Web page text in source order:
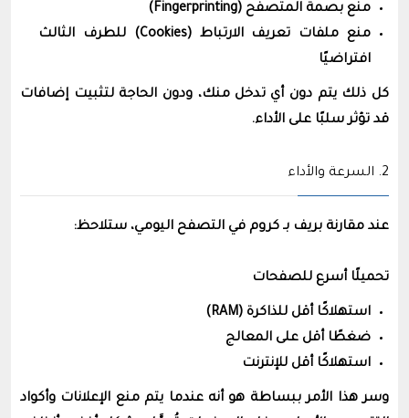
منع بصمة المتصفح (Fingerprinting)
منع ملفات تعريف الارتباط (Cookies) للطرف الثالث
افتراضيًا
كل ذلك يتم دون أي تدخل منك، ودون الحاجة لتثبيت إضافات
قد تؤثر سلبًا على الأداء.
2. السرعة والأداء
عند مقارنة بريف بـ كروم في التصفح اليومي، ستلاحظ:
تحميلًا أسرع للصفحات
استهلاكًا أقل للذاكرة (RAM)
ضغطًا أقل على المعالج
استهلاكًا أقل للإنترنت
وسر هذا الأمر ببساطة هو أنه عندما يتم منع الإعلانات وأكواد